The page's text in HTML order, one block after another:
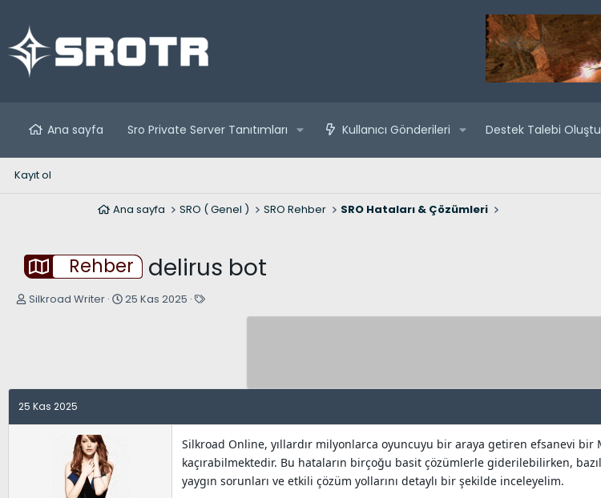
Ana sayfa Sro Private Server Tanıtımları Kullanıcı Gönderileri Destek Talebi
Kayıt ol
Ana sayfa SRO ( Genel ) SRO Rehber SRO Hataları & Çözümleri
Rehber delirus bot
K
u
B
a
Silkroad Writer
B
n
ı
25 Kas 2025
E
t
e
r
25 Kas 2025
Silkroad Online, yıllardır milyonlarca oyuncuyu bir araya getiren efsanevi bir
kaçırabilmektedir. Bu hataların birçoğu basit çözümlerle giderilebilirken,
yaygın sorunları ve etkili çözüm yollarını detaylı bir şekilde inceleyelim.